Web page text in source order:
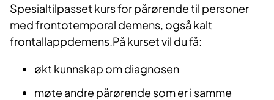
Spesialtilpasset kurs for pårørende til personer
med frontotemporal demens, også kalt
frontallappdemens.På kurset vil du få:
økt kunnskap om diagnosen
møte andre pårørende som er i samme